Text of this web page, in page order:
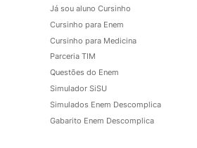
Já sou aluno Cursinho
Cursinho para Enem
Cursinho para Medicina
Parceria TIM
Questões do Enem
Simulador SiSU
Simulados Enem Descomplica
Gabarito Enem Descomplica